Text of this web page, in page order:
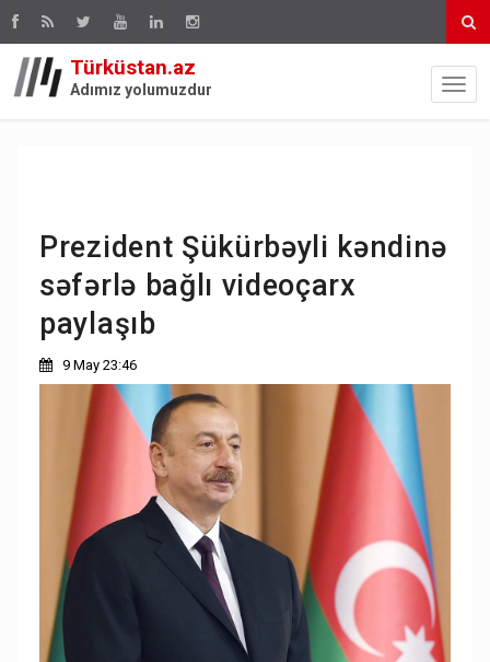
Türküstan.az
Adımız yolumuzdur
Prezident Şükürbəyli kəndinə
səfərlə bağlı videoçarx
paylaşıb
9 May 23:46